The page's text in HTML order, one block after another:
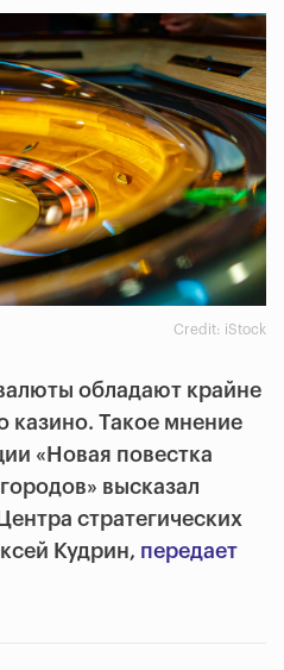
Credit: iStock
обладают крайне
казино. Такое мнение
«Новая повестка
высказал
стратегических
Кудрин, передает